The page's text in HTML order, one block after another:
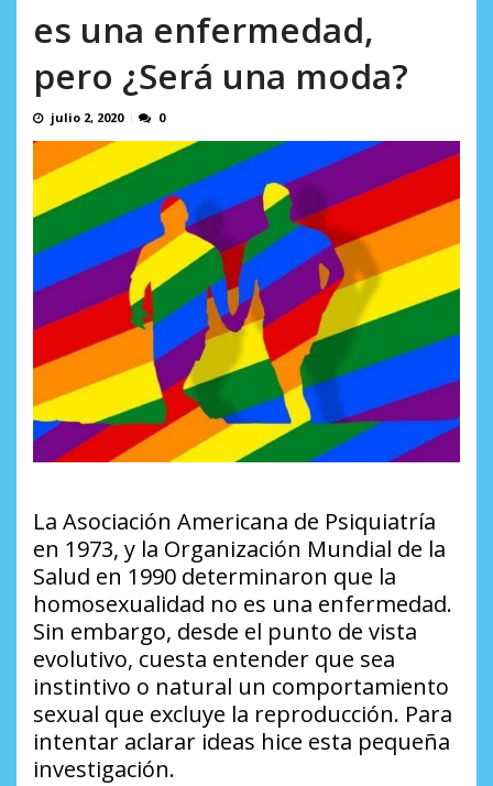
AGOSTO 7, 2026
es una enfermedad,
pero ¿Será una moda?
julio 2, 2020 0
La Asociación Americana de Psiquiatría
en 1973, y la Organización Mundial de la
Salud en 1990 determinaron que la
homosexualidad no es una enfermedad.
Sin embargo, desde el punto de vista
evolutivo, cuesta entender que sea
instintivo o natural un comportamiento
sexual que excluye la reproducción. Para
intentar aclarar ideas hice esta pequeña
investigación.